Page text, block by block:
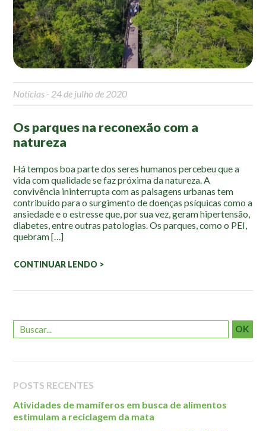
Mapa Ilustrado
Fauna e Flora
Aranhas
Palmeira Juçara
Borboletas
Cambuci
Liquens
Tucano do Bico Verde
Atividades
Escolas e Universidades
Trilhas
Inclusão Social
Na mídia
Notícias - 24 de julho de 2020
Os parques na reconexão com a
natureza
Há tempos boa parte dos seres humanos percebeu que a
vida com qualidade se faz próxima da natureza. A
convivência ininterrupta com as paisagens urbanas tem
contribuído para o surgimento de doenças psíquicas como a
ansiedade e o estresse que, por sua vez, geram hipertensão,
diabetes, entre outras patologias. Os parques, como o PEI,
quebram […]
CONTINUAR LENDO >
OK
POSTS RECENTES
Atividades de mamíferos em busca de alimentos
estimulam a reciclagem da mata